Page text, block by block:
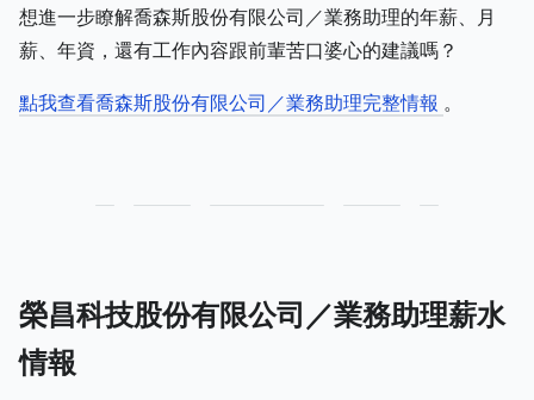
想進一步瞭解喬森斯股份有限公司／業務助理的年薪、月
薪、年資，還有工作內容跟前輩苦口婆心的建議嗎？
點我查看喬森斯股份有限公司／業務助理完整情報 。
榮昌科技股份有限公司／業務助理薪水
情報